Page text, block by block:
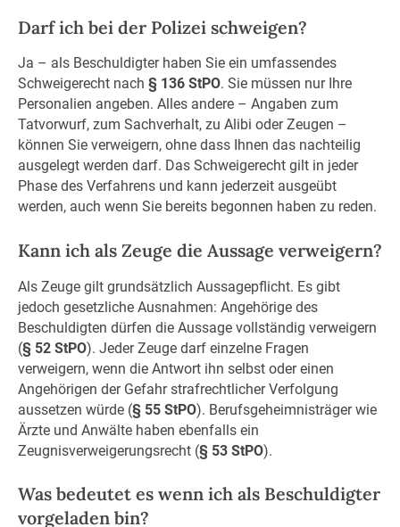
Darf ich bei der Polizei schweigen?
Ja – als Beschuldigter haben Sie ein umfassendes
Schweigerecht nach § 136 StPO. Sie müssen nur Ihre
Personalien angeben. Alles andere – Angaben zum
Tatvorwurf, zum Sachverhalt, zu Alibi oder Zeugen –
können Sie verweigern, ohne dass Ihnen das nachteilig
ausgelegt werden darf. Das Schweigerecht gilt in jeder
Phase des Verfahrens und kann jederzeit ausgeübt
werden, auch wenn Sie bereits begonnen haben zu reden.
Kann ich als Zeuge die Aussage verweigern?
Als Zeuge gilt grundsätzlich Aussagepflicht. Es gibt
jedoch gesetzliche Ausnahmen: Angehörige des
Beschuldigten dürfen die Aussage vollständig verweigern
(§ 52 StPO). Jeder Zeuge darf einzelne Fragen
verweigern, wenn die Antwort ihn selbst oder einen
Angehörigen der Gefahr strafrechtlicher Verfolgung
aussetzen würde (§ 55 StPO). Berufsgeheimnisträger wie
Ärzte und Anwälte haben ebenfalls ein
Zeugnisverweigerungsrecht (§ 53 StPO).
Was bedeutet es wenn ich als Beschuldigter
vorgeladen bin?